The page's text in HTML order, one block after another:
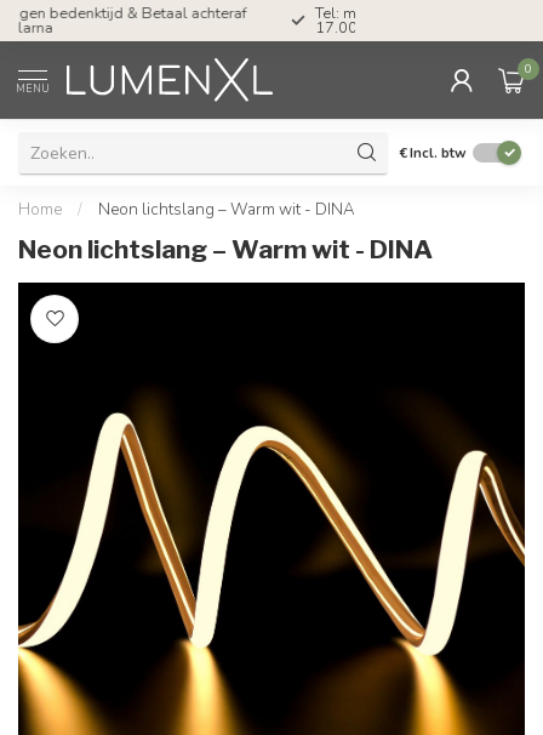
Tel: ma-do tot 23.00, vr tot 21.00, za tot
17.00 uur
MENU
0
€Incl. btw
Home / Neon lichtslang – Warm wit - DINA
Neon lichtslang – Warm wit - DINA